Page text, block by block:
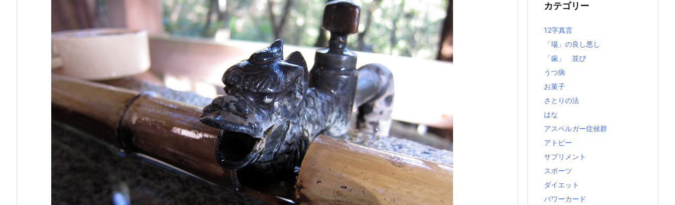
カテゴリー
12字真言
「場」の良し悪し
「歯」 並び
うつ病
お菓子
さとりの法
はな
アスペルガー症候群
アトピー
サプリメント
スポーツ
ダイエット
パワーカード